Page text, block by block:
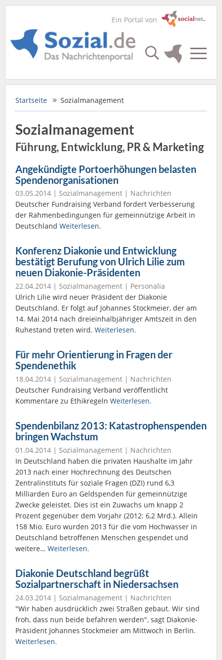
Ein Portal von
Startseite Sozialmanagement
Sozialmanagement
Führung, Entwicklung, PR & Marketing
Angekündigte Portoerhöhungen belasten
Spendenorganisationen
03.05.2014 | Sozialmanagement | Nachrichten
Deutscher Fundraising Verband fordert Verbesserung
der Rahmenbedingungen für gemeinnützige Arbeit in
Deutschland Weiterlesen.
Konferenz Diakonie und Entwicklung
bestätigt Berufung von Ulrich Lilie zum
neuen Diakonie-Präsidenten
22.04.2014 | Sozialmanagement | Personalia
Ulrich Lilie wird neuer Präsident der Diakonie
Deutschland. Er folgt auf Johannes Stockmeier, der am
14. Mai 2014 nach dreieinhalbjähriger Amtszeit in den
Ruhestand treten wird. Weiterlesen.
Für mehr Orientierung in Fragen der
Spendenethik
18.04.2014 | Sozialmanagement | Nachrichten
Deutscher Fundraising Verband veröffentlicht
Kommentare zu Ethikregeln Weiterlesen.
Spendenbilanz 2013: Katastrophenspenden
bringen Wachstum
01.04.2014 | Sozialmanagement | Nachrichten
In Deutschland haben die privaten Haushalte im Jahr
2013 nach einer Hochrechnung des Deutschen
Zentralinstituts für soziale Fragen (DZI) rund 6,3
Milliarden Euro an Geldspenden für gemeinnützige
Zwecke geleistet. Dies ist ein Zuwachs um knapp 2
Prozent gegenüber dem Vorjahr (2012: 6,2 Mrd.). Allein
158 Mio. Euro wurden 2013 für die vom Hochwasser in
Deutschland betroffenen Menschen gespendet und
weitere… Weiterlesen.
Diakonie Deutschland begrüßt
Sozialpartnerschaft in Niedersachsen
24.03.2014 | Sozialmanagement | Nachrichten
"Wir haben ausdrücklich zwei Straßen gebaut. Wir sind
froh, dass nun beide befahren werden", sagt Diakonie-
Präsident Johannes Stockmeier am Mittwoch in Berlin.
Weiterlesen.